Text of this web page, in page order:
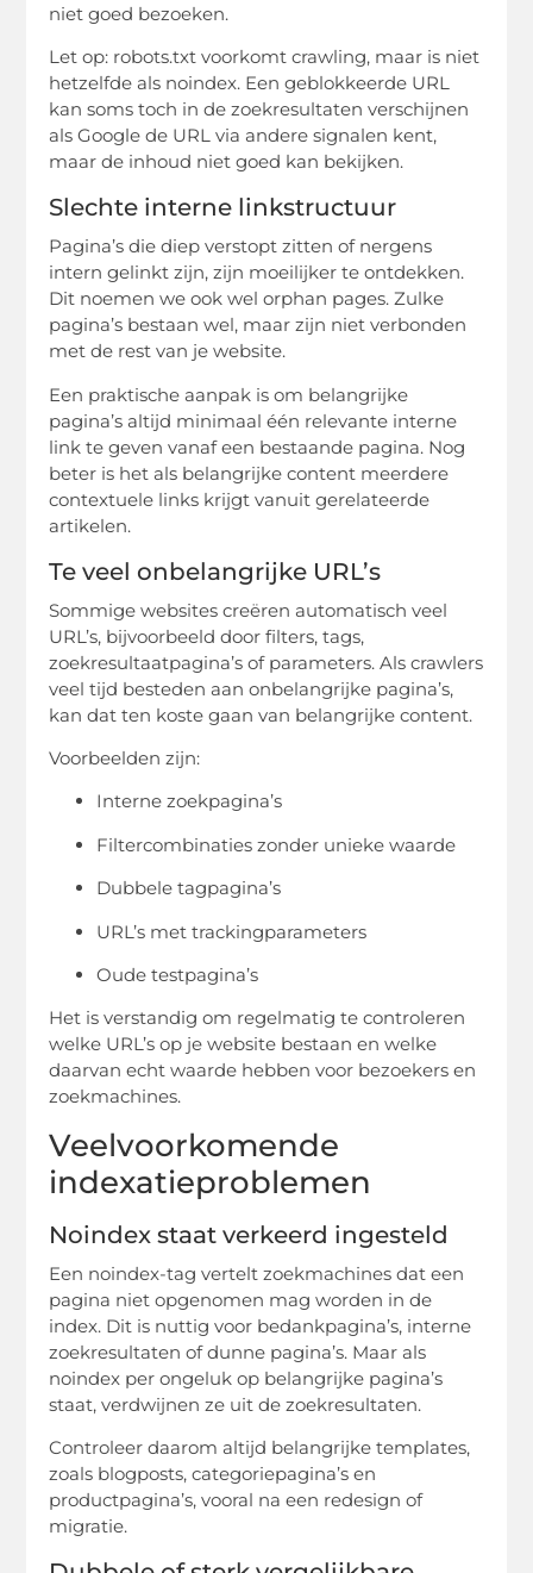
niet goed bezoeken.
Let op: robots.txt voorkomt crawling, maar is niet
hetzelfde als noindex. Een geblokkeerde URL
kan soms toch in de zoekresultaten verschijnen
als Google de URL via andere signalen kent,
maar de inhoud niet goed kan bekijken.
Slechte interne linkstructuur
Pagina’s die diep verstopt zitten of nergens
intern gelinkt zijn, zijn moeilijker te ontdekken.
Dit noemen we ook wel orphan pages. Zulke
pagina’s bestaan wel, maar zijn niet verbonden
met de rest van je website.
Een praktische aanpak is om belangrijke
pagina’s altijd minimaal één relevante interne
link te geven vanaf een bestaande pagina. Nog
beter is het als belangrijke content meerdere
contextuele links krijgt vanuit gerelateerde
artikelen.
Te veel onbelangrijke URL’s
Sommige websites creëren automatisch veel
URL’s, bijvoorbeeld door filters, tags,
zoekresultaatpagina’s of parameters. Als crawlers
veel tijd besteden aan onbelangrijke pagina’s,
kan dat ten koste gaan van belangrijke content.
Voorbeelden zijn:
Interne zoekpagina’s
Filtercombinaties zonder unieke waarde
Dubbele tagpagina’s
URL’s met trackingparameters
Oude testpagina’s
Het is verstandig om regelmatig te controleren
welke URL’s op je website bestaan en welke
daarvan echt waarde hebben voor bezoekers en
zoekmachines.
Veelvoorkomende
indexatieproblemen
Noindex staat verkeerd ingesteld
Een noindex-tag vertelt zoekmachines dat een
pagina niet opgenomen mag worden in de
index. Dit is nuttig voor bedankpagina’s, interne
zoekresultaten of dunne pagina’s. Maar als
noindex per ongeluk op belangrijke pagina’s
staat, verdwijnen ze uit de zoekresultaten.
Controleer daarom altijd belangrijke templates,
zoals blogposts, categoriepagina’s en
productpagina’s, vooral na een redesign of
migratie.